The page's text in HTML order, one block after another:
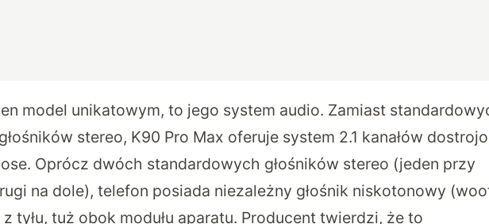
model unikatowym, to jego system audio. Zamiast
stereo, K90 Pro Max oferuje system 2.1 kanałów
Oprócz dwóch standardowych głośników stereo (jeden przy
na dole), telefon posiada niezależny głośnik niskotonowy
tyłu, tuż obok modułu aparatu. Producent twierdzi, że to